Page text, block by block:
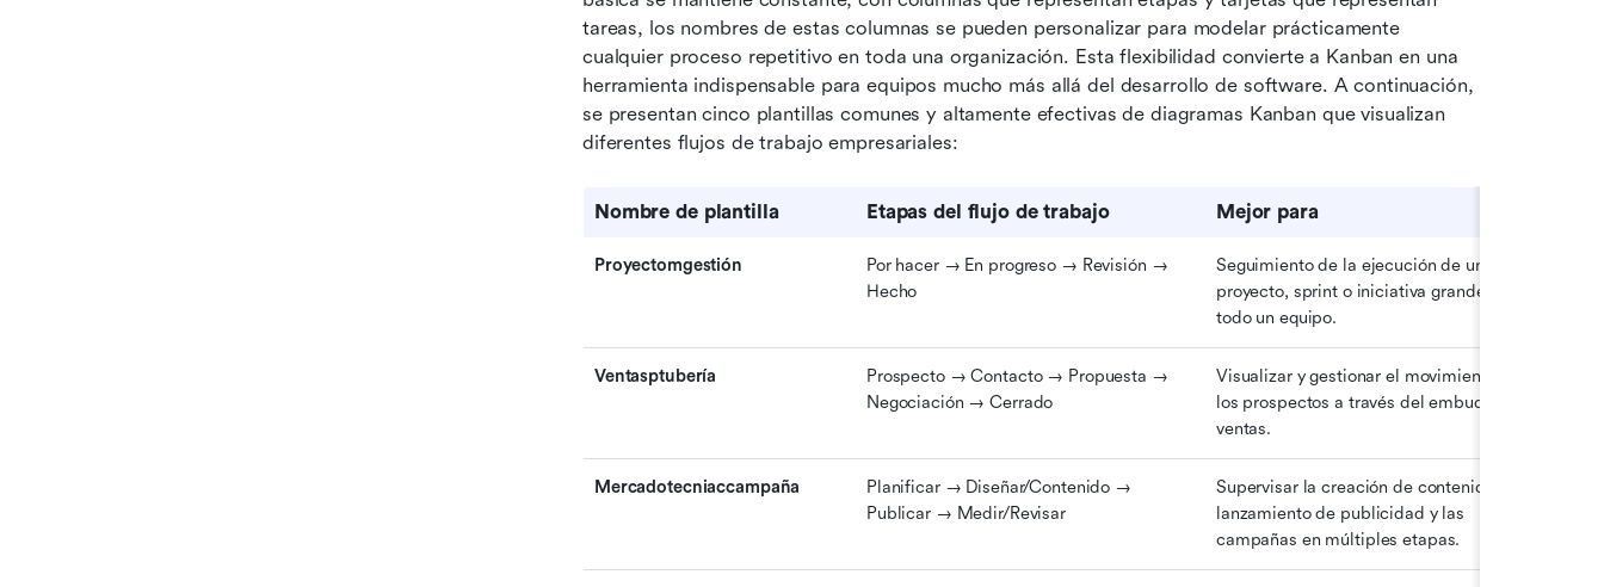
tareas, los nombres de estas columnas se pueden personalizar para modelar prácticamente
cualquier proceso repetitivo en toda una organización. Esta flexibilidad convierte a Kanban en una
herramienta indispensable para equipos mucho más allá del desarrollo de software. A continuación,
se presentan cinco plantillas comunes y altamente efectivas de diagramas Kanban que visualizan
diferentes flujos de trabajo empresariales:
Nombre de plantilla Etapas del flujo de trabajo Mejor para
Proyectomgestión
Por hacer → En progreso → Revisión →
Hecho
Seguimiento de la ejecución de un
proyecto, sprint o iniciativa grande en
todo un equipo.
Ventasptubería
Prospecto → Contacto → Propuesta →
Negociación → Cerrado
Visualizar y gestionar el movimiento de
los prospectos a través del embudo de
ventas.
Mercadotecniaccampaña
Planificar → Diseñar/Contenido →
Publicar → Medir/Revisar
Supervisar la creación de contenido, el
lanzamiento de publicidad y las
campañas en múltiples etapas.